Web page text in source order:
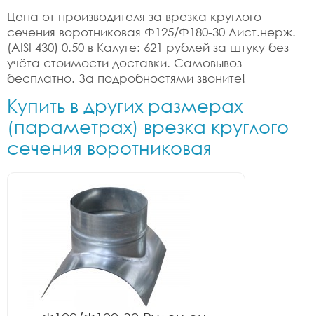
Цена от производителя за врезка круглого
сечения воротниковая Ф125/Ф180-30 Лист.нерж.
(AISI 430) 0.50 в Калуге: 621 рублей за штуку без
учёта стоимости доставки. Самовывоз -
бесплатно. За подробностями звоните!
Купить в других размерах
(параметрах) врезка круглого
сечения воротниковая